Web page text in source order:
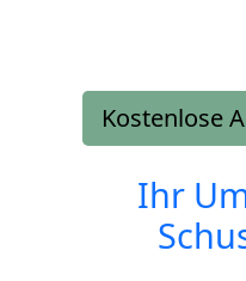
Kostenlose
Ihr